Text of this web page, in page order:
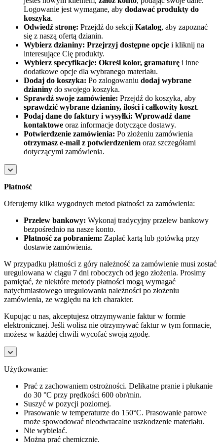
Logowanie jest wymagane, aby dodawać produkty do
koszyka.
Odwiedź stronę: Przejdź do sekcji Katalog, aby zapoznać
się z naszą ofertą dzianin.
Wybierz dzianiny: Przejrzyj dostępne opcje i kliknij na
interesujące Cię produkty.
Wybierz specyfikacje: Określ kolor, gramaturę i inne
dodatkowe opcje dla wybranego materiału.
Dodaj do koszyka: Po zalogowaniu dodaj wybrane
dzianiny do swojego koszyka.
Sprawdź swoje zamówienie: Przejdź do koszyka, aby
sprawdzić wybrane dzianiny, ilości i całkowity koszt.
Podaj dane do faktury i wysyłki: Wprowadź dane
kontaktowe oraz informacje dotyczące dostawy.
Potwierdzenie zamówienia: Po złożeniu zamówienia
otrzymasz e-mail z potwierdzeniem oraz szczegółami
dotyczącymi zamówienia.
Płatność
Oferujemy kilka wygodnych metod płatności za zamówienia:
Przelew bankowy: Wykonaj tradycyjny przelew bankowy
bezpośrednio na nasze konto.
Płatność za pobraniem: Zapłać kartą lub gotówką przy
dostawie zamówienia.
W przypadku płatności z góry należność za zamówienie musi zostać
uregulowana w ciągu 7 dni roboczych od jego złożenia. Prosimy
pamiętać, że niektóre metody płatności mogą wymagać
natychmiastowego uregulowania należności po złożeniu
zamówienia, ze względu na ich charakter.
Kupując u nas, akceptujesz otrzymywanie faktur w formie
elektronicznej. Jeśli wolisz nie otrzymywać faktur w tym formacie,
możesz w każdej chwili wycofać swoją zgodę.
Użytkowanie:
Prać z zachowaniem ostrożności. Delikatne pranie i płukanie
do 30 °C przy prędkości 600 obr/min.
Suszyć w pozycji poziomej.
Prasowanie w temperaturze do 150°C. Prasowanie parowe
może spowodować nieodwracalne uszkodzenie materiału.
Nie wybielać.
Można prać chemicznie.